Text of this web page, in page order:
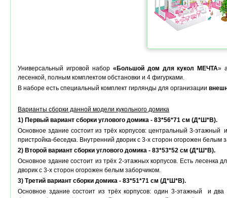
Универсальный игровой набор «Большой дом для кукол МЕЧТА»
лесенкой, полным комплектом обстановки и 4 фигурками.
В наборе есть специальный комплект гирлянды для организации
Варианты сборки данной модели кукольного домика
1) Первый вариант сборки углового домика - 83*56*71 см (Д*Ш*В).
Основное здание состоит из трёх корпусов: центральный 3-
пристройка-беседка. Внутренний дворик с 3-х сторон огорожен белым
2) Второй вариант сборки углового домика - 83*53*52 см (Д*Ш*В).
Основное здание состоит из трёх 2-этажных корпусов. Есть лесенка
дворик с 3-х сторон огорожен белым заборчиком.
3) Третий вариант сборки домика - 83*51*71 см (Д*Ш*В).
Основное здание состоит из трёх корпусов: один 3-этажный и